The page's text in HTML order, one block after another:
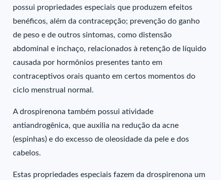
possui propriedades especiais que produzem efeitos
benéficos, além da contracepção; prevenção do ganho
de peso e de outros sintomas, como distensão
abdominal e inchaço, relacionados à retenção de líquido
causada por hormônios presentes tanto em
contraceptivos orais quanto em certos momentos do
ciclo menstrual normal.
A drospirenona também possui atividade
antiandrogênica, que auxilia na redução da acne
(espinhas) e do excesso de oleosidade da pele e dos
cabelos.
Estas propriedades especiais fazem da drospirenona um